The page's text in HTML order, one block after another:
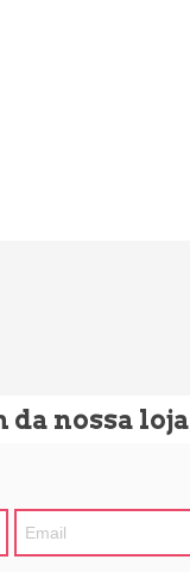
da nossa loja